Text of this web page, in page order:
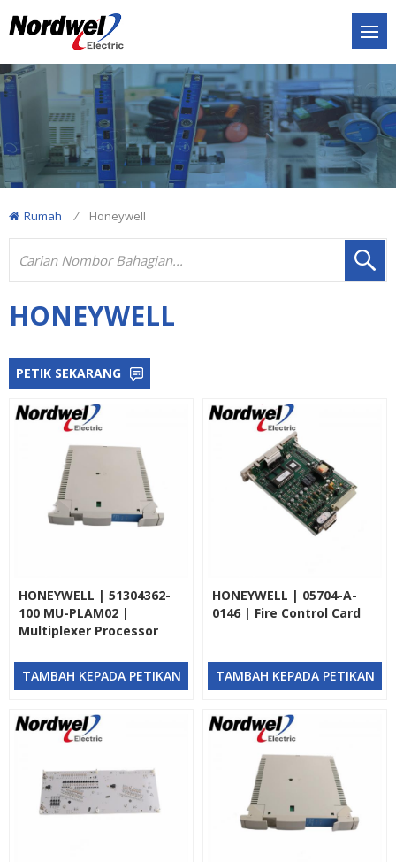
Rumah / Honeywell
HONEYWELL
PETIK SEKARANG
HONEYWELL | 51304362-
100 MU-PLAM02 |
Multiplexer Processor
TAMBAH KEPADA PETIKAN
HONEYWELL | 05704-A-
0146 | Fire Control Card
TAMBAH KEPADA PETIKAN